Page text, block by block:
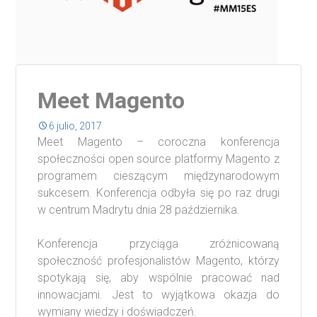
Meet Magento
6 julio, 2017
Meet Magento – coroczna konferencja
społeczności open source platformy Magento z
programem cieszącym międzynarodowym
sukcesem. Konferencja odbyła się po raz drugi
w centrum Madrytu dnia 28 października.
Konferencja przyciąga zróżnicowaną
społeczność profesjonalistów Magento, którzy
spotykają się, aby wspólnie pracować nad
innowacjami. Jest to wyjątkowa okazja do
wymiany wiedzy i doświadczeń.